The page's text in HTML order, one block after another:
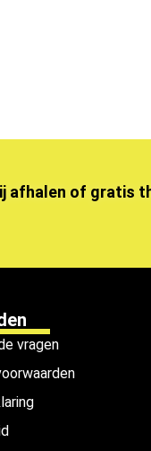
afhalen of gratis
vragen